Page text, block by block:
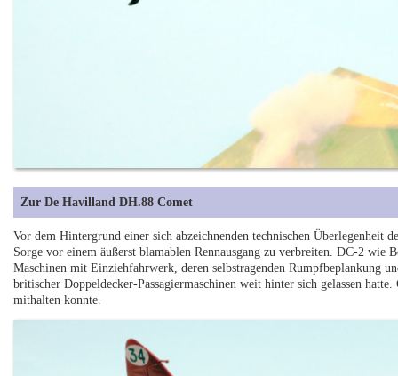
Zur De Havilland DH.88 Comet
Vor dem Hintergrund einer sich abzeichnenden technischen Überlegenheit
Sorge vor einem äußerst blamablen Rennausgang zu verbreiten. DC-2 wie
Maschinen mit Einziehfahrwerk, deren selbstragenden Rumpfbeplankung
britischer Doppeldecker-Passagiermaschinen weit hinter sich gelassen
mithalten konnte.